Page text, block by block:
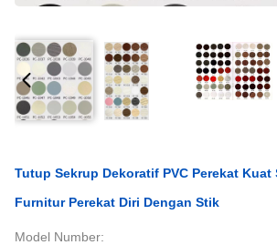
Tutup Sekrup Dekoratif PVC Perekat Kuat
Furnitur Perekat Diri Dengan Stik
Model Number: